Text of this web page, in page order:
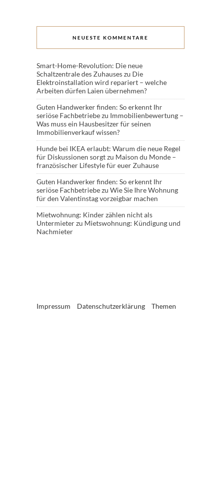
NEUESTE KOMMENTARE
Smart-Home-Revolution: Die neue
Schaltzentrale des Zuhauseszu Die
Elektroinstallation wird repariert – welche
Arbeiten dürfen Laien übernehmen?
Guten Handwerker finden: So erkennt Ihr
seriöse Fachbetriebezu Immobilienbewertung –
Was muss ein Hausbesitzer für seinen
Immobilienverkauf wissen?
Hunde bei IKEA erlaubt: Warum die neue Regel
für Diskussionen sorgtzu Maison du Monde –
französischer Lifestyle für euer Zuhause
Guten Handwerker finden: So erkennt Ihr
seriöse Fachbetriebezu Wie Sie Ihre Wohnung
für den Valentinstag vorzeigbar machen
Mietwohnung: Kinder zählen nicht als
Untermieterzu Mietswohnung: Kündigung und
Nachmieter
Impressum Datenschutzerklärung Themen